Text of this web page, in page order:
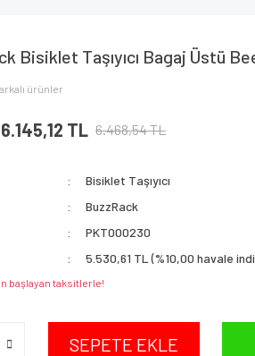
Bisiklet Taşıyıcı Bagaj Üstü
ürünler
6.145,12 TL 6.468,54 TL
Bisiklet Taşıyıcı
BuzzRack
PKT000230
5.530,61 TL (%10,00 havale
başlayan taksitlerle!
SEPETE EKLE